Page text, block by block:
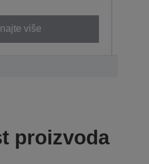
više
proizvoda